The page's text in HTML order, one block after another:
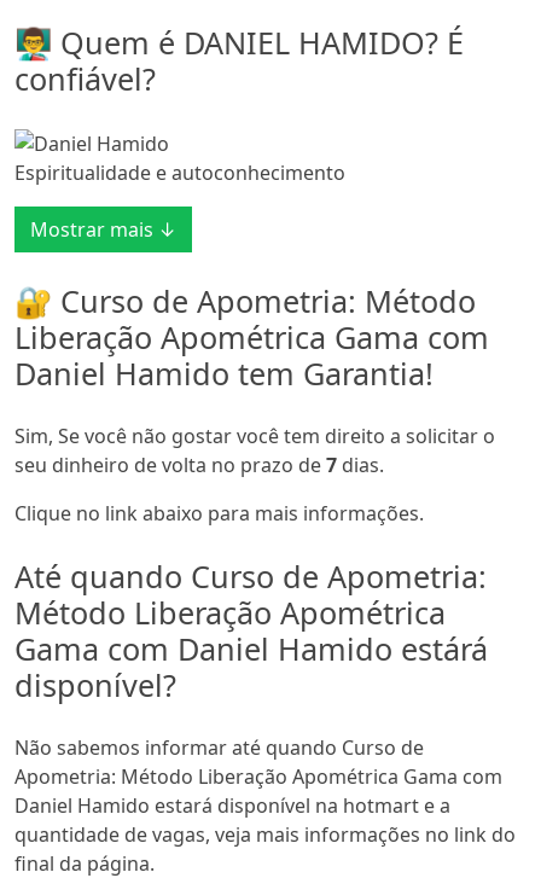
👨‍🏫 Quem é DANIEL HAMIDO? É
confiável?
Espiritualidade e autoconhecimento
Mostrar mais ↓
🔐 Curso de Apometria: Método
Liberação Apométrica Gama com
Daniel Hamido tem Garantia!
Sim, Se você não gostar você tem direito a solicitar o
seu dinheiro de volta no prazo de7 dias.
Clique no link abaixo para mais informações.
Até quando Curso de Apometria:
Método Liberação Apométrica
Gama com Daniel Hamido estárá
disponível?
Não sabemos informar até quando Curso de
Apometria: Método Liberação Apométrica Gama com
Daniel Hamido estará disponível na hotmart e a
quantidade de vagas, veja mais informações no link do
final da página.